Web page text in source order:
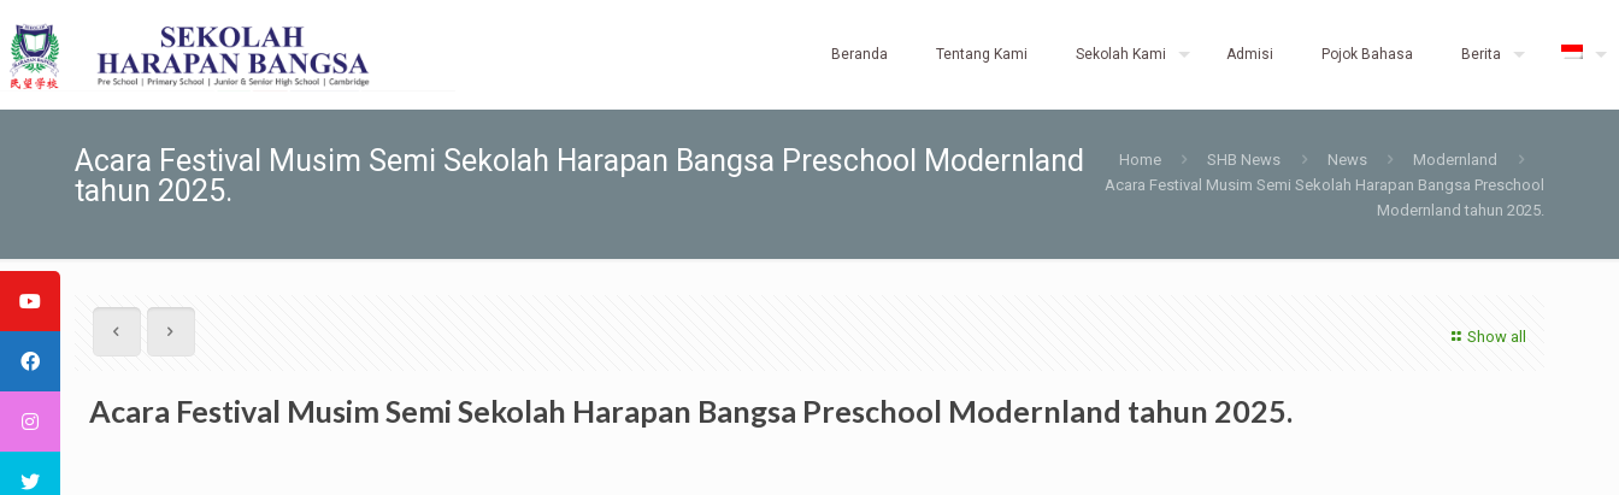
Beranda Tentang Kami Sekolah Kami Admisi Pojok Bahasa Berita
Acara Festival Musim Semi Sekolah Harapan Bangsa Preschool Modernland
tahun 2025.
Home SHB News News
Modernland
Acara Festival Musim Semi Sekolah Harapan Bangsa Preschool
Modernland tahun 2025.
Show all
Acara Festival Musim Semi Sekolah Harapan Bangsa Preschool Modernland tahun 2025.